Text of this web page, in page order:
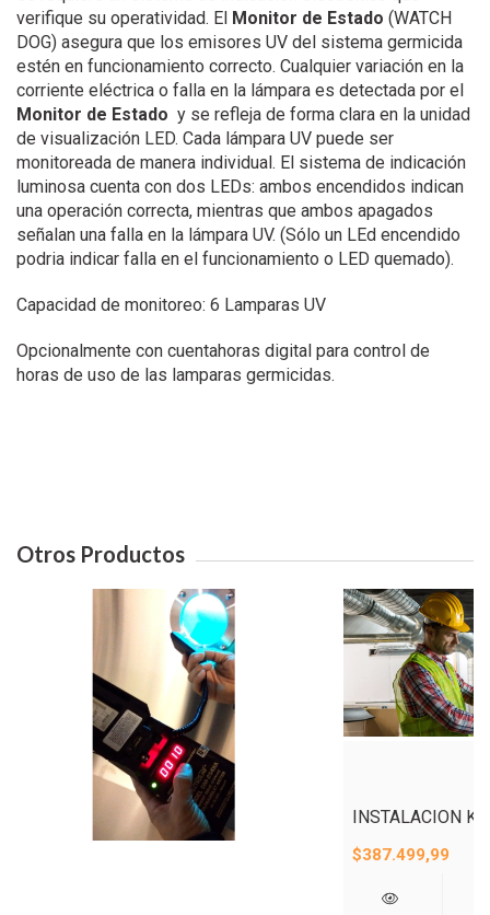
verifique su operatividad. El Monitor de Estado (WATCH
DOG) asegura que los emisores UV del sistema germicida
estén en funcionamiento correcto. Cualquier variación en la
corriente eléctrica o falla en la lámpara es detectada por el
Monitor de Estado y se refleja de forma clara en la unidad
de visualización LED. Cada lámpara UV puede ser
monitoreada de manera individual. El sistema de indicación
luminosa cuenta con dos LEDs: ambos encendidos indican
una operación correcta, mientras que ambos apagados
señalan una falla en la lámpara UV. (Sólo un LEd encendido
podria indicar falla en el funcionamiento o LED quemado).
Capacidad de monitoreo: 6 Lamparas UV
Opcionalmente con cuentahoras digital para control de
horas de uso de las lamparas germicidas.
Otros Productos
INSTALACION
$387.499,99